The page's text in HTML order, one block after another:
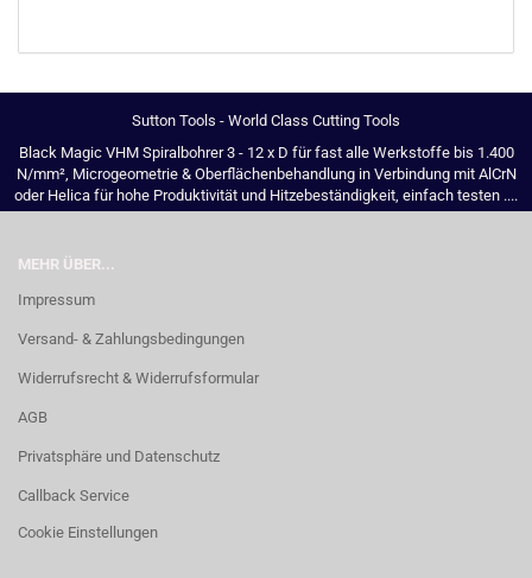
EIN.
Sutton Tools - World Class Cutting Tools
Black Magic VHM Spiralbohrer 3 - 12 x D für fast alle Werkstoffe bis 1.400
N/mm², Microgeometrie & Oberflächenbehandlung in Verbindung mit AlCrN
oder Helica für hohe Produktivität und Hitzebeständigkeit, einfach testen ....
MEHR ÜBER...
Impressum
Versand- & Zahlungsbedingungen
Widerrufsrecht & Widerrufsformular
AGB
Privatsphäre und Datenschutz
Callback Service
Cookie Einstellungen